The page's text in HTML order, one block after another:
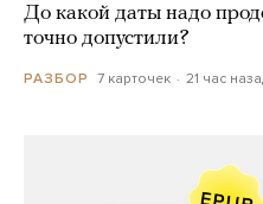
До какой даты надо
точно допустили?
РАЗБОР 7 карточек 21 час